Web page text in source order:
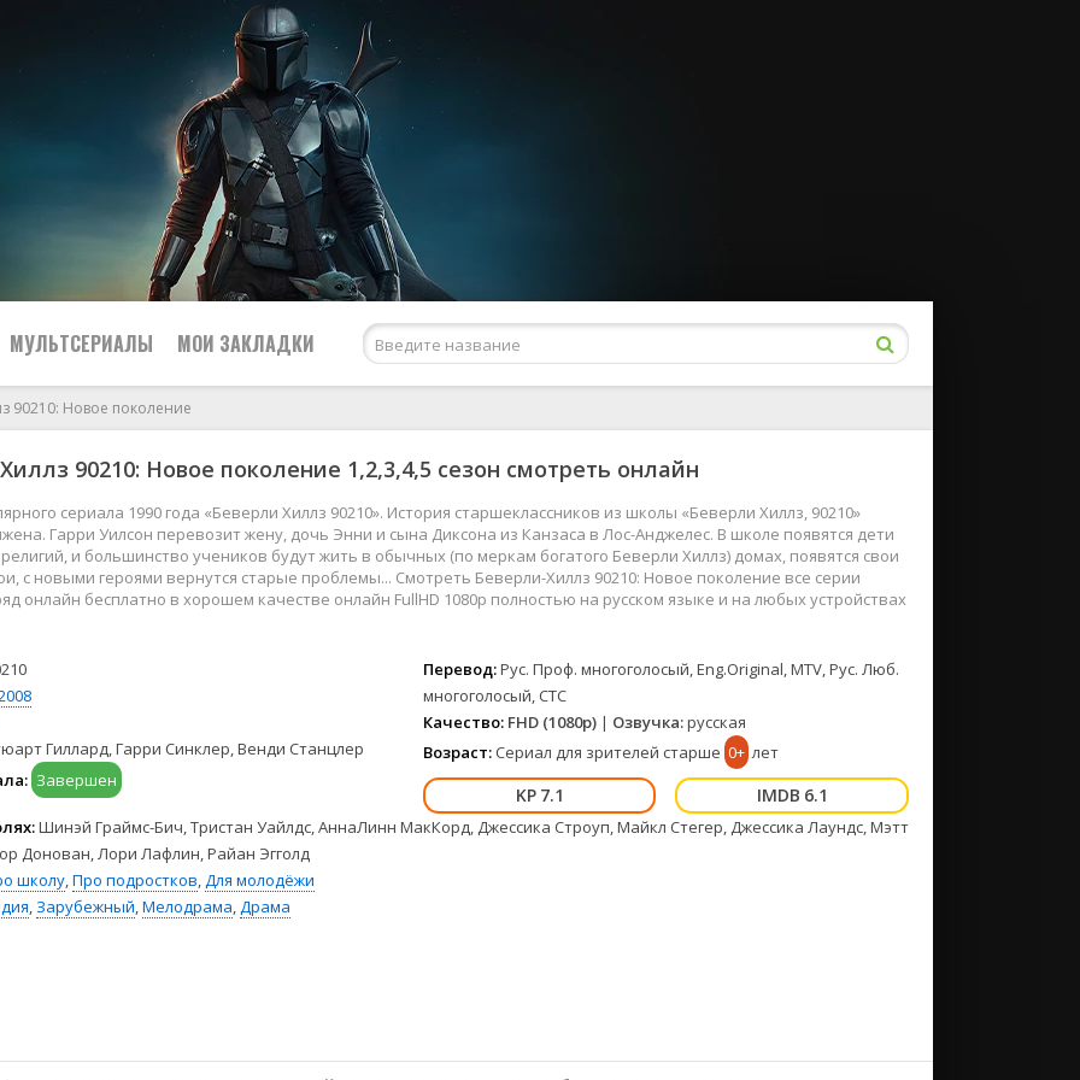
Netflix
Amazon Prime Video
Hulu
HBO Max
Disney+
США
Великобритания
Франция
Германия
Турция
Индия
МУЛЬТСЕРИАЛЫ МОИ ЗАКЛАДКИ
90210: Новое поколение
90210: Новое поколение 1,2,3,4,5 сезон смотреть онлайн
сериала 1990 года «Беверли Хиллз 90210». История старшеклассников из школы «Беверли Хиллз, 90210»
Гарри Уилсон перевозит жену, дочь Энни и сына Диксона из Канзаса в Лос-Анджелес. В школе появятся дети
и большинство учеников будут жить в обычных (по меркам богатого Беверли Хиллз) домах, появятся свои
с новыми героями вернутся старые проблемы... Смотреть Беверли-Хиллз 90210: Новое поколение все серии
онлайн бесплатно в хорошем качестве онлайн FullHD 1080p полностью на русском языке и на любых устройствах
Гиллард, Гарри Синклер, Венди Станцлер
Завершен
Перевод:Рус. Проф. многоголосый, Eng.Original, MTV, Рус. Люб.
многоголосый, СТС
Качество: FHD (1080p)| Озвучка:русская
Возраст:Сериал для зрителей старше 0+лет
7.1 6.1
Шинэй Граймс-Бич, Тристан Уайлдс, АннаЛинн МакКорд, Джессика Строуп, Майкл Стегер, Джессика Лаундс, Мэтт
Донован, Лори Лафлин, Райан Эгголд
школу,Про подростков,Для молодёжи
, Зарубежный,Мелодрама,Драма